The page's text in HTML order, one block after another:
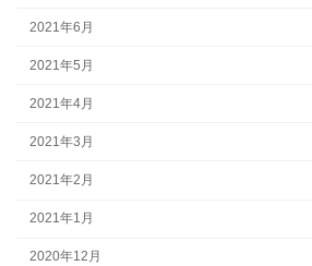
2021年6月
2021年5月
2021年4月
2021年3月
2021年2月
2021年1月
2020年12月